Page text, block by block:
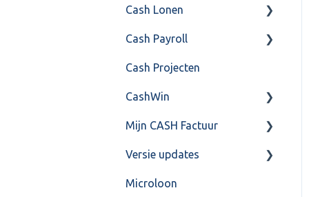
Algemeen
Formulierlayout
Verkoop
Voorraad
Overig
VoorraadService &
Cash Lonen
Algemeen
Inrichting
Jaarafsluiting
Salarisberekening
Overig
FAQ – Beëindiging CASH
Cash Payroll
Aangifte
Algemeen
Basis Training
Berekening
FAQ
Cash Projecten
CashWin
Overig
Mijn CASH Factuur
Facturatie Loonportal(
Versie updates
CashWeb updates 2025
Microloon